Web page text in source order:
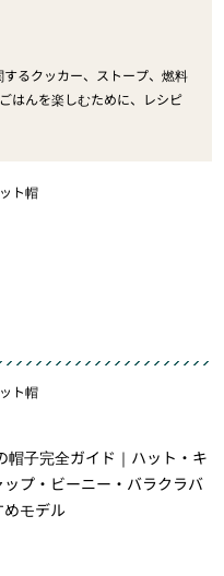
るクッカー、ストープ、燃料
はんを楽しむために、レシピ
ト帽
ト帽
帽子完全ガイド｜ハット・キ
プ・ビーニー・バラクラバ
モデル